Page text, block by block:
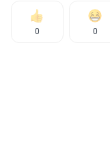
0 0